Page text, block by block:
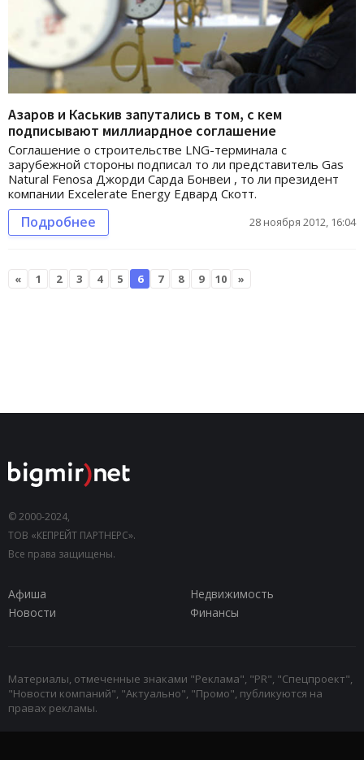
Азаров и Каськив запутались в том, с кем
подписывают миллиардное соглашение
Соглашение о строительстве LNG-терминала с
зарубежной стороны подписал то ли представитель Gas
Natural Fenosa Джорди Сарда Бонвеи , то ли президент
компании Excelerate Energy Едвард Скотт.
Подробнее 28 ноября 2012, 16:04
« 1 2 3 4 5 6 7 8 9 10 »
© 2000-2024,
ТОВ «КЕПРЕЙТ ПАРТНЕРС».
Все права защищены.
Афиша
Недвижимость
Новости
Финансы
Материалы, отмеченные знаками "Реклама", "PR", "Спецпроект",
"Новости компаний", "Актуально", "Промо", публикуются на
правах рекламы.